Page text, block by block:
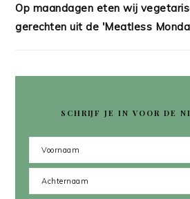
Op maandagen eten wij
gerechten uit de 'Meatless
SCHRIJF JE IN VOOR DE